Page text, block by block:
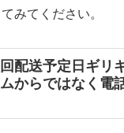
みてください。
配送予定日ギリ
からではなく電